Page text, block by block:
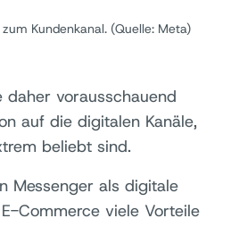
Kundenkanal. (Quelle: Meta)
vorausschauend
auf die digitalen Kanäle,
beliebt sind.
Messenger als digitale
Commerce viele Vorteile